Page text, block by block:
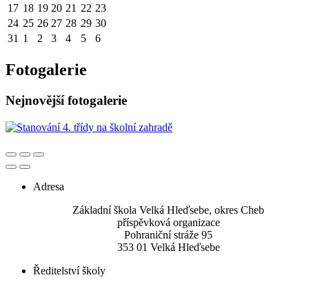
17 18 19 20 21 22 23
24 25 26 27 28 29 30
31 1 2 3 4 5 6
Fotogalerie
Nejnovější fotogalerie
Adresa
Základní škola Velká Hleďsebe, okres Cheb
příspěvková organizace
Pohraniční stráže 95
353 01 Velká Hleďsebe
Ředitelství školy